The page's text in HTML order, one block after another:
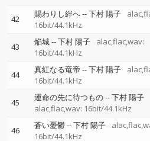
42 賜わりし絆へ--下村 陽子
16bit/44.1kHz
43 焔城--下村 陽子
alac,flac,wav:
16bit/44.1kHz
44 真紅なる竜帝 --下村 陽子
16bit/44.1kHz
45 運命の先に待つもの--下村 陽子
alac,flac,wav: 16bit/44.1kHz
46 蒼い憂鬱--下村 陽子
16bit/44.1kHz